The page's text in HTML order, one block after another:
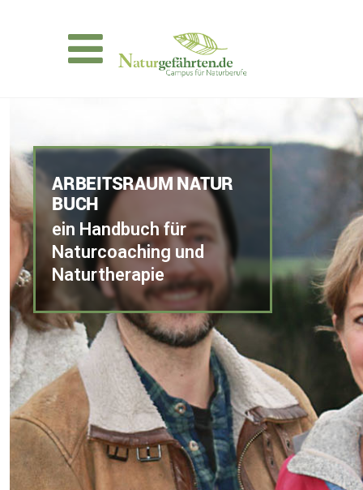
ARBEITSRAUM NATUR
BUCH
ein Handbuch für
Naturcoaching und
Naturtherapie